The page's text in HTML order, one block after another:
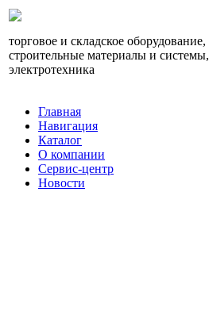
торговое и складское оборудование,
строительные материалы и системы,
электротехника
Главная
Навигация
Каталог
О компании
Сервис-центр
Новости